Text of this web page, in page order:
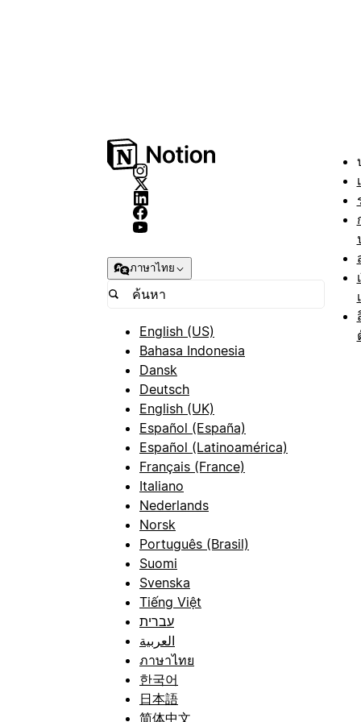
ภาษาไทย
English (US)
Bahasa Indonesia
Dansk
Deutsch
English (UK)
Español (España)
Español (Latinoamérica)
Français (France)
Italiano
Nederlands
Norsk
Português (Brasil)
Suomi
Svenska
Tiếng Việt
עברית
العربية
ภาษาไทย
한국어
日本語
简体中文